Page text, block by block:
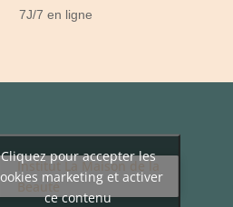
7J/7 en ligne
Institut La Maison de la
Beauté
Cliquez pour accepter les
marketing et activer
ce contenu